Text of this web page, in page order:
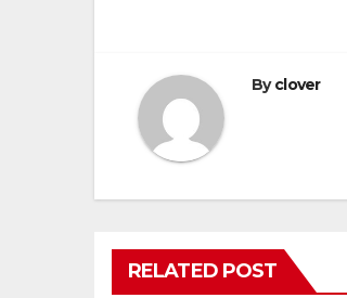
Byclover
RELATED POST